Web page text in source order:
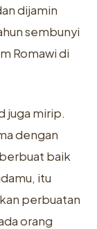
dijamin
sembunyi
Romawi di
juga mirip.
dengan
baik
itu
perbuatan
orang